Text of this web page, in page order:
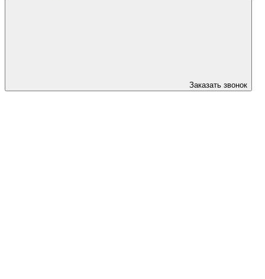
Заказать звонок